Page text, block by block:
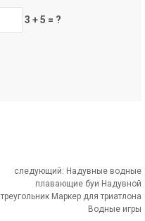
3 + 5 = ?
следующий: Надувные водные
плавающие буи Надувной
треугольник Маркер для триатлона
Водные игры